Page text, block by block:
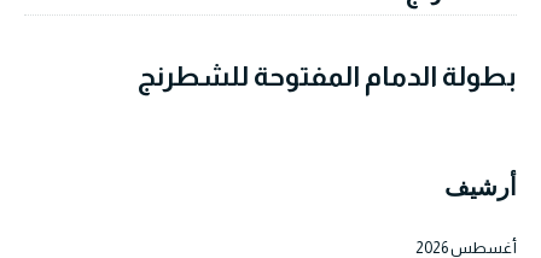
بطولة الدمام المفتوحة للشطرنج
أرشيف
أغسطس 2026